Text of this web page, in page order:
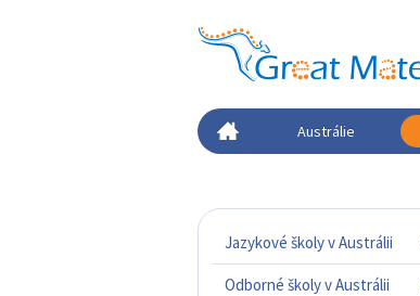
Austrálie
Jazykové školy v Austrálii
Odborné školy v Austrálii